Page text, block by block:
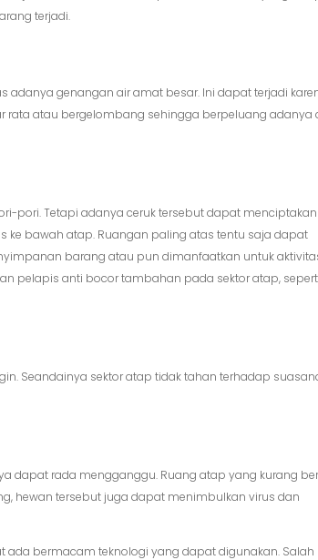
terjadi.
adanya genangan air amat besar. Ini dapat terjadi
atau bergelombang sehingga berpeluang adanya
pori. Tetapi adanya ceruk tersebut dapat menciptakan
bawah atap. Ruangan paling atas tentu saja dapat
barang atau pun dimanfaatkan untuk
pelapis anti bocor tambahan pada sektor atap,
Seandainya sektor atap tidak tahan terhadap
dapat rada mengganggu. Ruang atap yang kurang
hewan tersebut juga dapat menimbulkan virus dan
bermacam teknologi yang dapat digunakan. Salah